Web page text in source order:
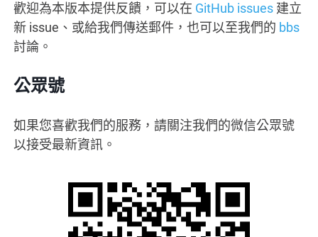
歡迎為本版本提供反饋，可以在 GitHub issues 建立
新 issue、或給我們傳送郵件，也可以至我們的 bbs
討論。
公眾號
如果您喜歡我們的服務，請關注我們的微信公眾號
以接受最新資訊。